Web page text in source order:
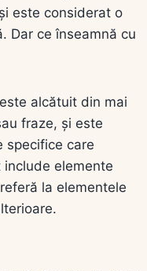
este considerat o
Dar ce înseamnă cu
alcătuit din mai
fraze, și este
specifice care
elemente
la elementele